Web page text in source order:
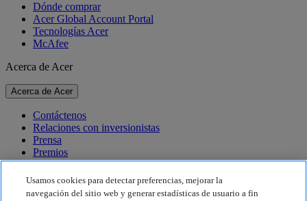
Dónde comprar
Acer Global Account Portal
Tecnologías Acer
McAfee
Acerca de Acer
Acerca de Acer
Contáctenos
Relaciones con inversionistas
Prensa
Premios
Eventos
Sostenibilidad
Usamos cookies para detectar preferencias, mejorar la
navegación del sitio web y generar estadísticas de usuario a fin